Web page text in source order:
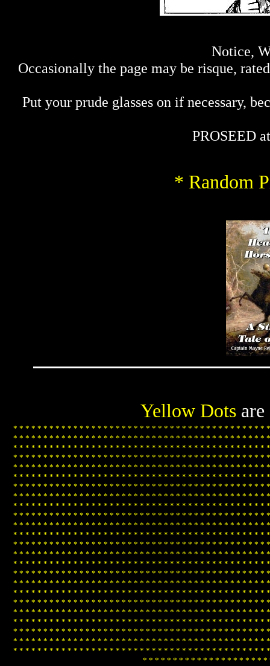
Notice,
Occasionally the page may be risque,
Put your prude glasses on if necessary,
PROSEED
* Random
Yellow Dots
* * * * * * * * * * * * * * * * * * * * * * * * * * * * * * * * * * * * * * * * * *
* * * * * * * * * * * * * * * * * * * * * * * * * * * * * * * * * * * * * * * * * *
* * * * * * * * * * * * * * * * * * * * * * * * * * * * * * * * * * * * * * * * * *
* * * * * * * * * * * * * * * * * * * * * * * * * * * * * * * * * * * * * * * * * *
* * * * * * * * * * * * * * * * * * * * * * * * * * * * * * * * * * * * * * * * * *
* * * * * * * * * * * * * * * * * * * * * * * * * * * * * * * * * * * * * * * * * *
* * * * * * * * * * * * * * * * * * * * * * * * * * * * * * * * * * * * * * * * * *
* * * * * * * * * * * * * * * * * * * * * * * * * * * * * * * * * * * * * * * * * *
* * * * * * * * * * * * * * * * * * * * * * * * * * * * * * * * * * * * * * * * * *
* * * * * * * * * * * * * * * * * * * * * * * * * * * * * * * * * * * * * * * * * *
* * * * * * * * * * * * * * * * * * * * * * * * * * * * * * * * * * * * * * * * * *
* * * * * * * * * * * * * * * * * * * * * * * * * * * * * * * * * * * * * * * * * *
* * * * * * * * * * * * * * * * * * * * * * * * * * * * * * * * * * * * * * * * * *
* * * * * * * * * * * * * * * * * * * * * * * * * * * * * * * * * * * * * * * * * *
* * * * * * * * * * * * * * * * * * * * * * * * * * * * * * * * * * * * * * * * * *
* * * * * * * * * * * * * * * * * * * * * * * * * * * * * * * * * * * * * * * * * *
* * * * * * * * * * * * * * * * * * * * * * * * * * * * * * * * * * * * * * * * * *
* * * * * * * * * * * * * * * * * * * * * * * * * * * * * * * * * * * * * * * * * *
* * * * * * * * * * * * * * * * * * * * * * * * * * * * * * * * * * * * * * * * * *
* * * * * * * * * * * * * * * * * * * * * * * * * * * * * * * * * * * * * * * * * *
* * * * * * * * * * * * * * * * * * * * * * * * * * * * * * * * * * * * * * * * * *
* * * * * * * * * * * * * * * * * * * * * * * * * * * * * * * * * * * * * * * * * *
* * * * * * * * * * * * * * * * * * * * * * * * * * * * * * * * * * * * * * * * * *
* * * * * * * * * * * * * * * * * * * * * * * * * * * * * * * * * * * * * * * * * *
* * * * * * * * * * * * * * * * * * * * *